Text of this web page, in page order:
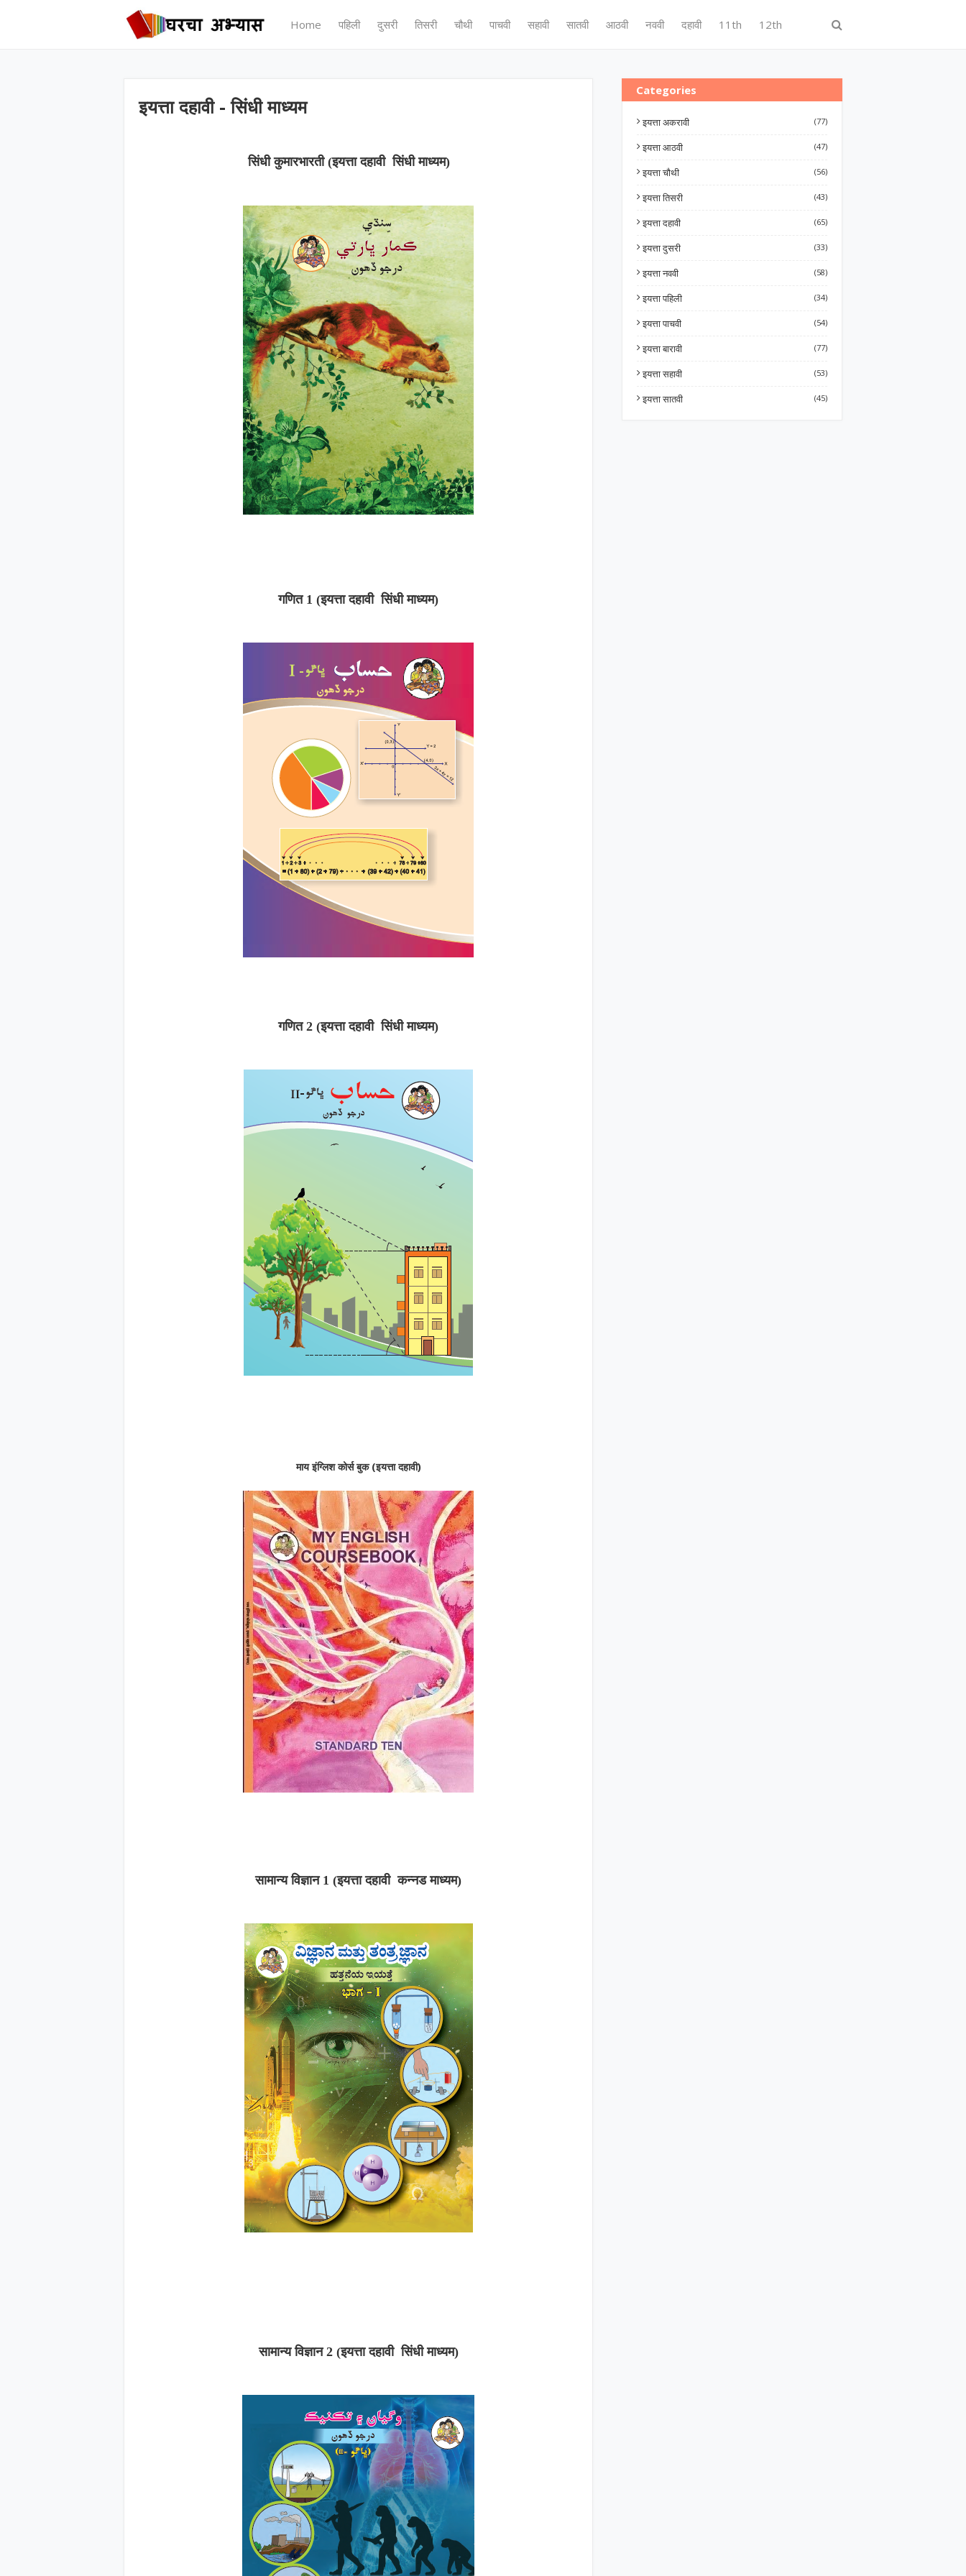
Home पहिली दुसरी तिसरी चौथी पाचवी सहावी सातवी आठवी नववी दहावी 11th 12th
इयत्ता दहावी - सिंधी माध्यम
सिंधी कुमारभारती (इयत्ता दहावी सिंधी माध्यम)
गणित 1 (इयत्ता दहावी सिंधी माध्यम)
गणित 2 (इयत्ता दहावी सिंधी माध्यम)
माय इंग्लिश कोर्स बुक (इयत्ता दहावी)
सामान्य विज्ञान 1 (इयत्ता दहावी कन्नड माध्यम)
सामान्य विज्ञान 2 (इयत्ता दहावी सिंधी माध्यम)
Categories
इयत्ता अकरावी (77)
इयत्ता आठवी (47)
इयत्ता चौथी (56)
इयत्ता तिसरी (43)
इयत्ता दहावी (65)
इयत्ता दुसरी (33)
इयत्ता नववी (58)
इयत्ता पहिली (34)
इयत्ता पाचवी (54)
इयत्ता बारावी (77)
इयत्ता सहावी (53)
इयत्ता सातवी (45)